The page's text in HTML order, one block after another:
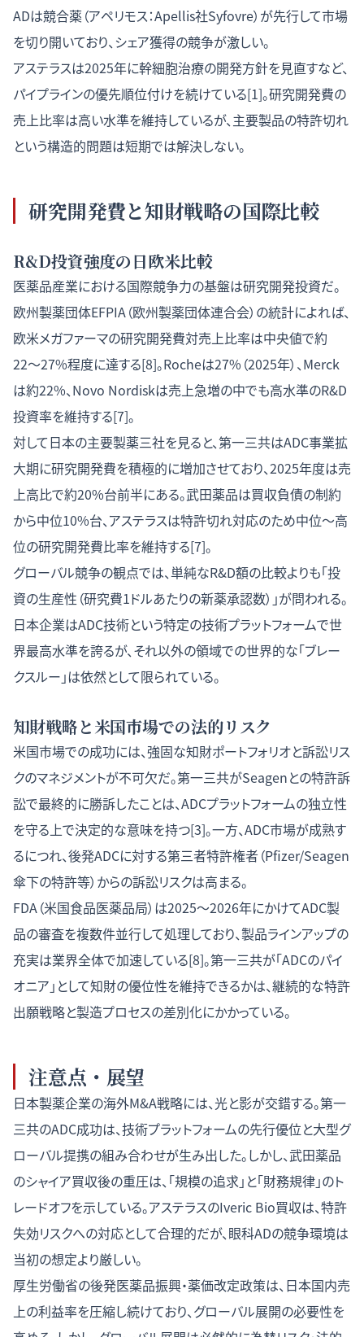
ADは競合薬（アペリモス：Apellis社Syfovre）が先行して市場
を切り開いており、シェア獲得の競争が激しい。
アステラスは2025年に幹細胞治療の開発方針を見直すなど、
パイプラインの優先順位付けを続けている[1]。研究開発費の
売上比率は高い水準を維持しているが、主要製品の特許切れ
という構造的問題は短期では解決しない。
研究開発費と知財戦略の国際比較
R&D投資強度の日欧米比較
医薬品産業における国際競争力の基盤は研究開発投資だ。
欧州製薬団体EFPIA（欧州製薬団体連合会）の統計によれば、
欧米メガファーマの研究開発費対売上比率は中央値で約
22〜27%程度に達する[8]。Rocheは27%（2025年）、Merck
は約22%、Novo Nordiskは売上急増の中でも高水準のR&D
投資率を維持する[7]。
対して日本の主要製薬三社を見ると、第一三共はADC事業拡
大期に研究開発費を積極的に増加させており、2025年度は売
上高比で約20%台前半にある。武田薬品は買収負債の制約
から中位10%台、アステラスは特許切れ対応のため中位〜高
位の研究開発費比率を維持する[7]。
グローバル競争の観点では、単純なR&D額の比較よりも「投
資の生産性（研究費1ドルあたりの新薬承認数）」が問われる。
日本企業はADC技術という特定の技術プラットフォームで世
界最高水準を誇るが、それ以外の領域での世界的な「ブレー
クスルー」は依然として限られている。
知財戦略と米国市場での法的リスク
米国市場での成功には、強固な知財ポートフォリオと訴訟リス
クのマネジメントが不可欠だ。第一三共がSeagenとの特許訴
訟で最終的に勝訴したことは、ADCプラットフォームの独立性
を守る上で決定的な意味を持つ[3]。一方、ADC市場が成熟す
るにつれ、後発ADCに対する第三者特許権者（Pfizer/Seagen
傘下の特許等）からの訴訟リスクは高まる。
FDA（米国食品医薬品局）は2025〜2026年にかけてADC製
品の審査を複数件並行して処理しており、製品ラインアップの
充実は業界全体で加速している[8]。第一三共が「ADCのパイ
オニア」として知財の優位性を維持できるかは、継続的な特許
出願戦略と製造プロセスの差別化にかかっている。
注意点・展望
日本製薬企業の海外M&A戦略には、光と影が交錯する。第一
三共のADC成功は、技術プラットフォームの先行優位と大型グ
ローバル提携の組み合わせが生み出した。しかし、武田薬品
のシャイア買収後の重圧は、「規模の追求」と「財務規律」のト
レードオフを示している。アステラスのIveric Bio買収は、特許
失効リスクへの対応として合理的だが、眼科ADの競争環境は
当初の想定より厳しい。
厚生労働省の後発医薬品振興・薬価改定政策は、日本国内売
上の利益率を圧縮し続けており、グローバル展開の必要性を